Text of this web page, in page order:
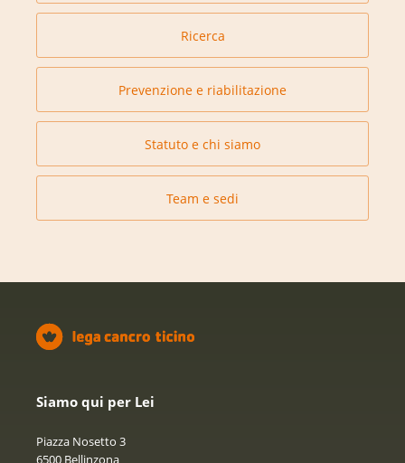
Ricerca
Prevenzione e riabilitazione
Statuto e chi siamo
Team e sedi
Siamo qui per Lei
Piazza Nosetto 3
6500 Bellinzona